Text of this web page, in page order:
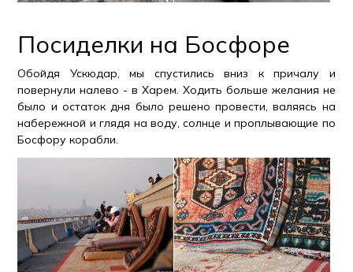
Посиделки на Босфоре
Обойдя Ускюдар, мы спустились вниз к причалу и
повернули налево - в Харем. Ходить больше желания не
было и остаток дня было решено провести, валяясь на
набережной и глядя на воду, солнце и проплывающие по
Босфору корабли.